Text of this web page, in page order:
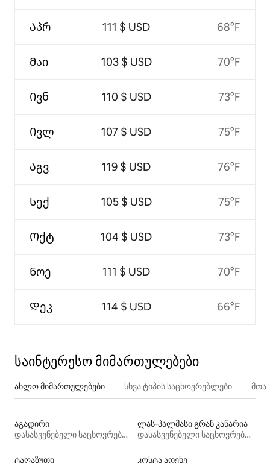
Აპრ
Მაი
Ივნ
Ივლ
Აგვ
Სექ
Ოქტ
Ნოე
Დეკ
111 $ USD
103 $ USD
110 $ USD
107 $ USD
119 $ USD
105 $ USD
104 $ USD
111 $ USD
114 $ USD
68°F
70°F
73°F
75°F
76°F
75°F
73°F
70°F
66°F
საინტერესო მიმართულებები
ახლო მიმართულებები სხვა ტიპის საცხოვრებლები
აგადირი
დასასვენებელი საცხოვრებლები
ლას-პალმასი გრან კანარია
დასასვენებელი საცხოვრებლები
ტაღაზუთი კოსტა ადეხე